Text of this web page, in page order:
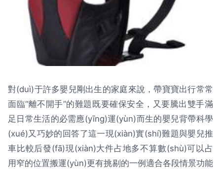
對(duì)于許多嬰兒剛出生的家庭來說，帶寶寶出行常常
面臨“離不開手”的難題既要確保安全，又要騰出雙手滿
足日常生活的必需應(yīng)運(yùn)而生的嬰兒背帶科學
(xué)又巧妙的回答了這一現(xiàn)實(shí)難題與嬰兒推
車比較后發(fā)現(xiàn)大件占地多不算數(shù)可以占
用窄的位置搬運(yùn)更有挑剔的一例適合各段情景功能